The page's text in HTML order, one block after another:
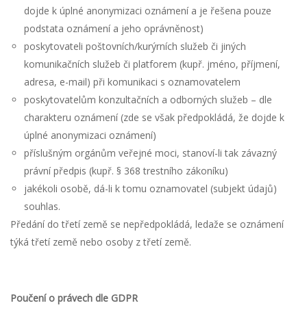
dojde k úplné anonymizaci oznámení a je řešena pouze
podstata oznámení a jeho oprávněnost)
poskytovateli poštovních/kurýrních služeb či jiných
komunikačních služeb či platforem (kupř. jméno, příjmení,
adresa, e-mail) při komunikaci s oznamovatelem
poskytovatelům konzultačních a odborných služeb – dle
charakteru oznámení (zde se však předpokládá, že dojde k
úplné anonymizaci oznámení)
příslušným orgánům veřejné moci, stanoví-li tak závazný
právní předpis (kupř. § 368 trestního zákoníku)
jakékoli osobě, dá-li k tomu oznamovatel (subjekt údajů)
souhlas.
Předání do třetí země se nepředpokládá, ledaže se oznámení
týká třetí země nebo osoby z třetí země.
Poučení o právech dle GDPR